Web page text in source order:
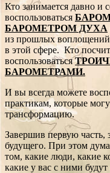
Кто занимается давно и
воспользоваться
БАРОМЕТРОМ ДУХА
из прошлых воплощений
в этой сфере. Кто
воспользоваться
БАРОМЕТРАМИ.
И вы всегда можете
практикам, которые
трансформацию.
Завершив первую часть,
будущего. При этом
том, какие люди, какие
какие у вас с ними